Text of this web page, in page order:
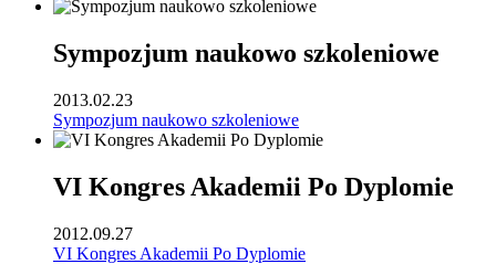
Sympozjum naukowo szkoleniowe
2013.02.23
Sympozjum naukowo szkoleniowe
VI Kongres Akademii Po Dyplomie
2012.09.27
VI Kongres Akademii Po Dyplomie